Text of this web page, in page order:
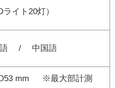
イト20灯）
語 / 中国語
D53 mm ※最大部計測